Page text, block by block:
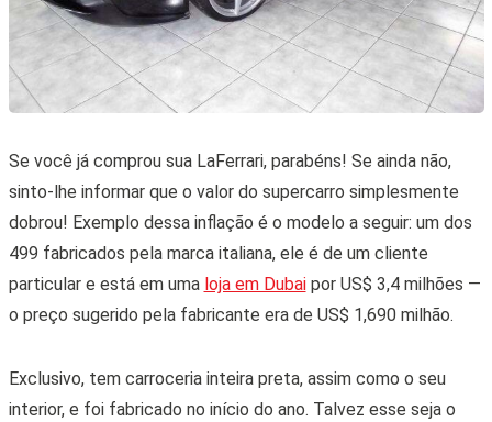
Se você já comprou sua LaFerrari, parabéns! Se ainda não,
sinto-lhe informar que o valor do supercarro simplesmente
dobrou! Exemplo dessa inflação é o modelo a seguir: um dos
499 fabricados pela marca italiana, ele é de um cliente
particular e está em uma loja em Dubaipor US$ 3,4 milhões —
o preço sugerido pela fabricante era de US$ 1,690 milhão.
Exclusivo, tem carroceria inteira preta, assim como o seu
interior, e foi fabricado no início do ano. Talvez esse seja o